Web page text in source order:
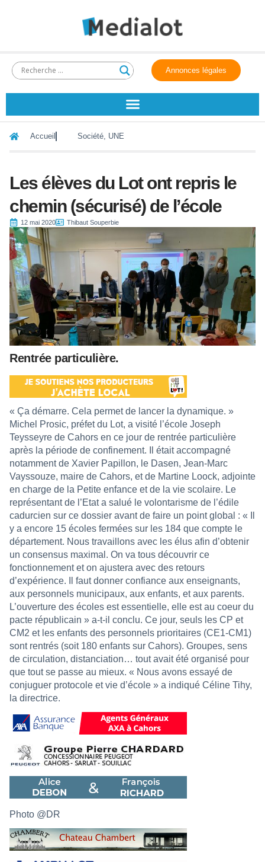
Annonces légales
Accueil Société, UNE
Les élèves du Lot ont repris le
chemin (sécurisé) de l’école
12 mai 2020 Thibaut Souperbie
Rentrée particulière.
« Ça démarre. Cela permet de lancer la dynamique. »
Michel Prosic, préfet du Lot, a visité l’école Joseph
Teysseyre de Cahors en ce jour de rentrée particulière
après la période de confinement. Il était accompagné
notamment de Xavier Papillon, le Dasen, Jean-Marc
Vayssouze, maire de Cahors, et de Martine Loock, adjointe
en charge de la Petite enfance et de la vie scolaire. Le
représentant de l’Etat a salué le volontarisme de l’édile
cadurcien sur ce dossier avant de faire un point global : « Il
y a encore 15 écoles fermées sur les 184 que compte le
département. Nous travaillons avec les élus afin d’obtenir
un consensus maximal. On va tous découvrir ce
fonctionnement et on ajustera avec des retours
d’expérience. Il faut donner confiance aux enseignants,
aux personnels municipaux, aux enfants, et aux parents.
L’ouverture des écoles est essentielle, elle est au coeur du
pacte républicain » a-t-il conclu. Ce jour, seuls les CP et
CM2 et les enfants des personnels prioritaires (CE1-CM1)
sont rentrés (soit 180 enfants sur Cahors). Groupes, sens
de circulation, distanciation… tout avait été organisé pour
que tout se passe au mieux. « Nous avons essayé de
conjuguer protocole et vie d’école » a indiqué Céline Tihy,
la directrice.
Photo @DR